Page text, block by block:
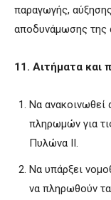
παραγωγής,
αποδυνάμωσης της
11. Αιτήματα και
Να ανακοινωθεί
πληρωμών για
Πυλώνα ΙΙ.
Να υπάρξει
να πληρωθούν